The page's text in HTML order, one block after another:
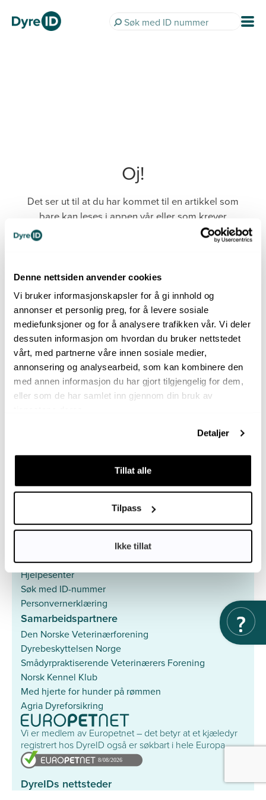
Denne nettsiden anvender cookies
Vi bruker informasjonskapsler for å gi innhold og
annonser et personlig preg, for å levere sosiale
mediefunksjoner og for å analysere trafikken vår. Vi deler
dessuten informasjon om hvordan du bruker nettstedet
vårt, med partnerne våre innen sosiale medier,
annonsering og analysearbeid, som kan kombinere den
med annen informasjon du har gjort tilgjengelig for dem,
eller som de har samlet inn gjennom din bruk av
Detaljer
Tillat alle
Tilpass
Ikke tillat
Oj!
Det ser ut til at du har kommet til en artikkel som
bare kan leses i appen vår eller som krever
Åpningstider telefon
Mandag - Torsdag: 10.00 - 14.00
Mer
Hjelpesenter
Søk med ID-nummer
Personvernerklæring
Samarbeidspartnere
Den Norske Veterinærforening
Dyrebeskyttelsen Norge
Smådyrpraktiserende Veterinærers Forening
Norsk Kennel Klub
Med hjerte for hunder på rømmen
Agria Dyreforsikring
Vi er medlem av Europetnet – det betyr at et kjæledyr
registrert hos DyreID også er søkbart i hele Europa.
DyreIDs nettsteder